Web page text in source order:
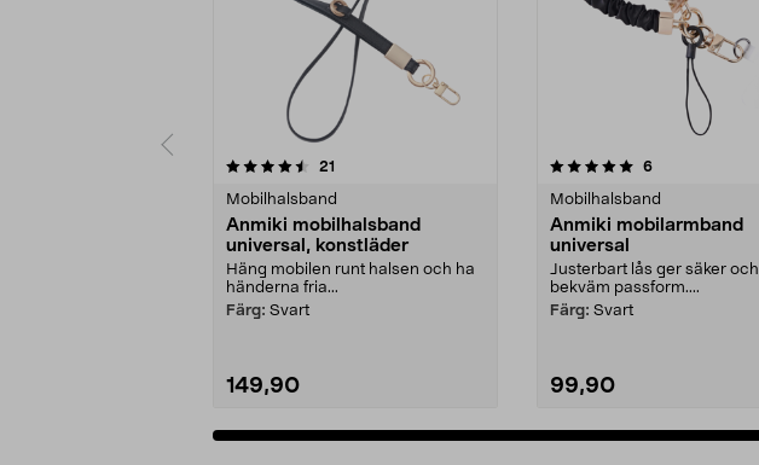
21
Mobilhalsband
Anmiki mobilhalsband
universal, konstläder
Häng mobilen runt halsen och ha
händerna fria...
Färg: Svart
149,90
5.0 av 5 stjärnor 6recensioner
Mobilhalsband
Anmiki mobilarmband
universal
Justerbart lås ger säker och
bekväm passform....
Färg: Svart
99,90
4.5 av 5 stjärnor